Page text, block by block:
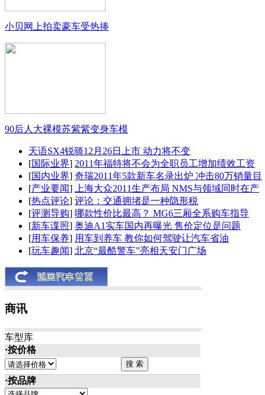
小贝网上拍卖豪车受热捧
90后人大裸模苏紫紫变身车模
天语SX4锐骑12月26日上市 动力将不变
[国际业界] 2011年福特将不会为全职员工增加绩效工资
[国内业界] 奇瑞2011年5款新车名录出炉 冲击80万销量目
[产业要闻]
上海大众2011生产布局 NMS与领域同时在产
[热点评论] 评论：交通拥堵是一种隐形税
[评测导购] 哪款性价比最高？ MG6三厢全系购车指导
[新车谍照] 奥迪A1实车国内再曝光 售价定位是问题
[用车保养] 用车到养车 教你如何驾驶让汽车省油
[玩车趣闻] 北京“最酷警车”亮相天安门广场
商讯
车型库
·按价格
·按品牌